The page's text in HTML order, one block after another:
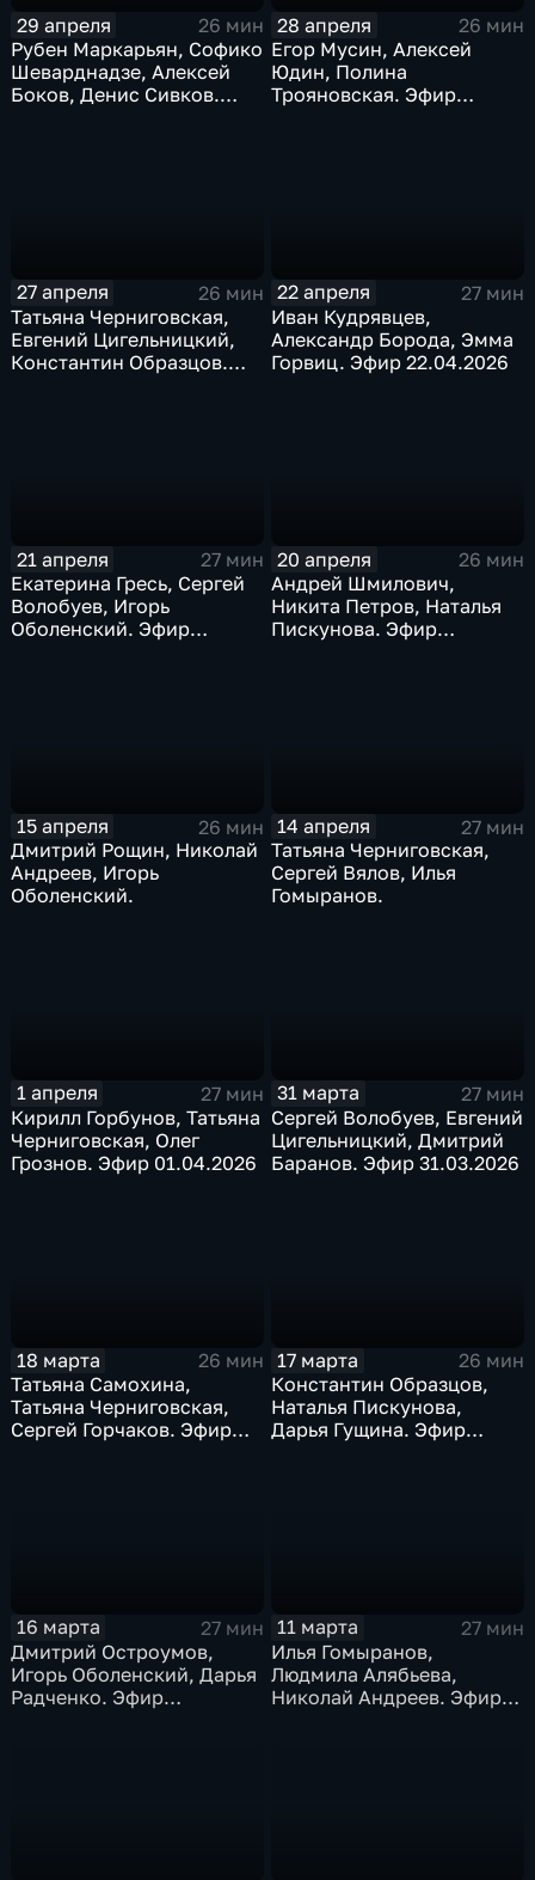
29 апреля
26 мин
Рубен Маркарьян, Софико
Шеварднадзе, Алексей
Боков, Денис Сивков.
28 апреля
26 мин
Егор Мусин, Алексей
Юдин, Полина
Трояновская. Эфир
27 апреля
26 мин
Татьяна Черниговская,
Евгений Цигельницкий,
Константин Образцов.
22 апреля
27 мин
Иван Кудрявцев,
Александр Борода, Эмма
Горвиц. Эфир 22.04.2026
21 апреля
27 мин
Екатерина Гресь, Сергей
Волобуев, Игорь
Оболенский. Эфир
20 апреля
26 мин
Андрей Шмилович,
Никита Петров, Наталья
Пискунова. Эфир
15 апреля
26 мин
Дмитрий Рощин, Николай
Андреев, Игорь
Оболенский.
14 апреля
27 мин
Татьяна Черниговская,
Сергей Вялов, Илья
Гомыранов.
1 апреля
27 мин
Кирилл Горбунов, Татьяна
Черниговская, Олег
Грознов. Эфир 01.04.2026
31 марта
27 мин
Сергей Волобуев, Евгений
Цигельницкий, Дмитрий
Баранов. Эфир 31.03.2026
18 марта
26 мин
Татьяна Самохина,
Татьяна Черниговская,
Сергей Горчаков. Эфир
17 марта
26 мин
Константин Образцов,
Наталья Пискунова,
Дарья Гущина. Эфир
16 марта
27 мин
Дмитрий Остроумов,
Игорь Оболенский, Дарья
Радченко. Эфир
11 марта
27 мин
Илья Гомыранов,
Людмила Алябьева,
Николай Андреев. Эфир